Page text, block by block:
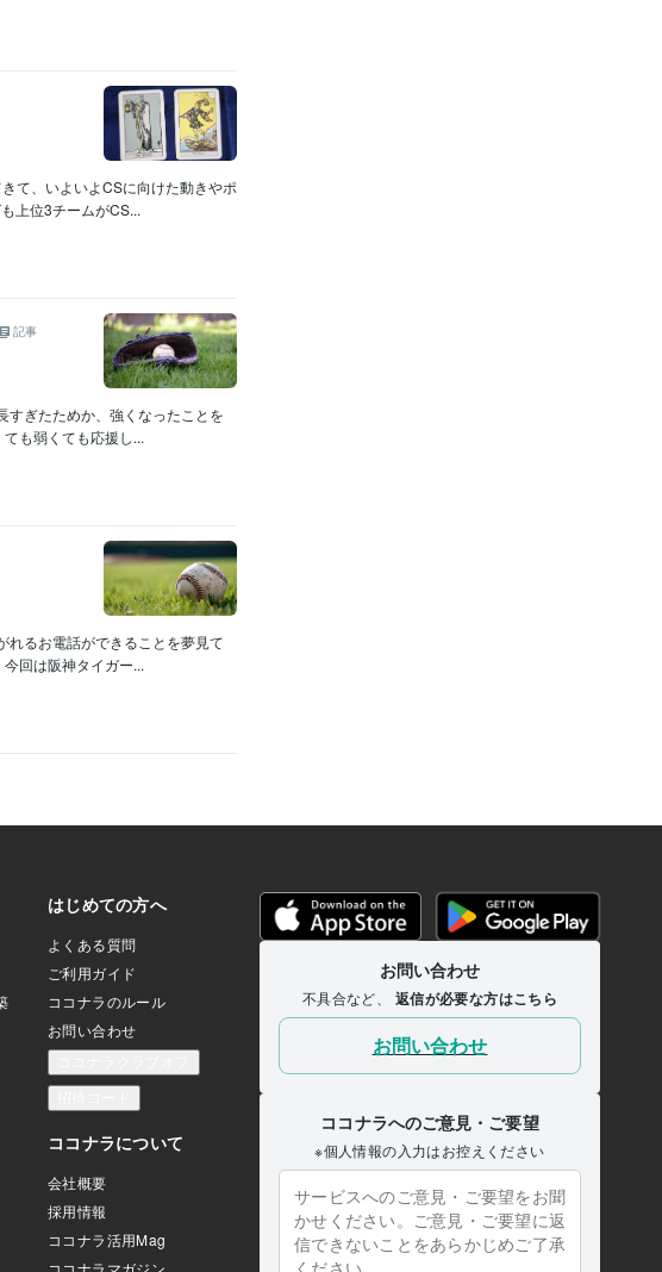
て、いよいよCSに向けた動きやポ
上位3チームがCS...
記事
すぎたためか、強くなったことを
も弱くても応援し...
れるお電話ができることを夢見て
回は阪神タイガー...